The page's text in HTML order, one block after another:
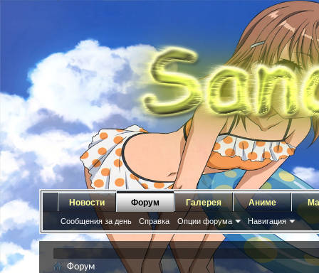
Новости Форум
Сообщения за день Справка Опции форума Навигация
Галерея Аниме
Форум